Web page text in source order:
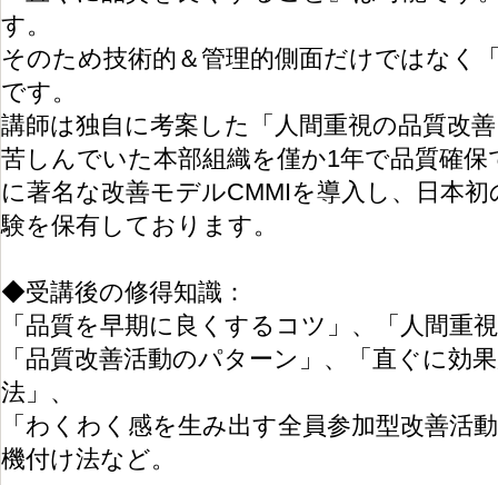
す。
そのため技術的＆管理的側面だけではなく
です。
講師は独自に考案した「人間重視の品質改
苦しんでいた本部組織を僅か1年で品質確
に著名な改善モデルCMMIを導入し、日本
験を保有しております。
◆受講後の修得知識：
「品質を早期に良くするコツ」、「人間重
「品質改善活動のパターン」、「直ぐに効
法」、
「わくわく感を生み出す全員参加型改善活
機付け法など。